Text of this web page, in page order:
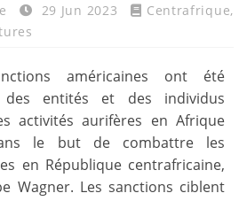
29 Jun 2023 Centrafrique,
américaines ont été
des entités et des individus
activités aurifères en Afrique
le but de combattre les
en République centrafricaine,
Wagner. Les sanctions ciblent